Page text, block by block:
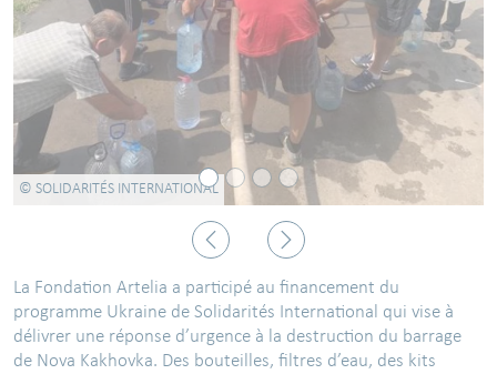
© SOLIDARITÉS INTERNATIONAL
PrécédentSuivant
La Fondation Artelia a participé au financement du
programme Ukraine de Solidarités International qui vise à
délivrer une réponse d’urgence à la destruction du barrage
de Nova Kakhovka. Des bouteilles, filtres d’eau, des kits